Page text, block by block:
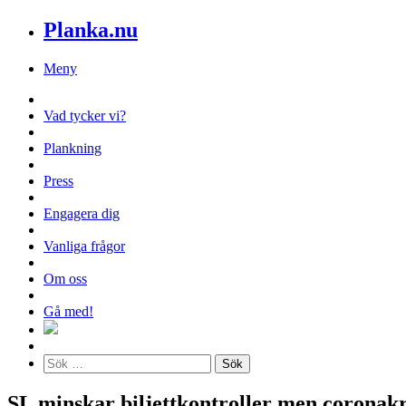
Planka.nu
Meny
Vad tycker vi?
Plankning
Press
Engagera dig
Vanliga frågor
Om oss
Gå med!